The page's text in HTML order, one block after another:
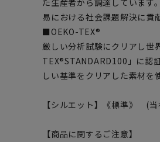
た生産者から調達しています
易における社会課題解決に貢
■OEKO-TEX®
厳しい分析試験にクリアし世
TEX®STANDARD100」に認
しい基準をクリアした素材を
【シルエット】《標準》 (当
【商品に関するご注意】